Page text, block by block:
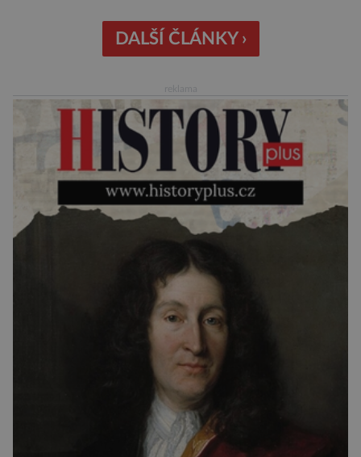
chodí chronicky pozdě, možná úplně nemohou.
Jaké jsou nejčastější příčiny nedochvilnosti? A
DALŠÍ ČLÁNKY ›